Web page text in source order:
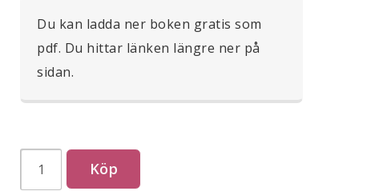
Du kan ladda ner boken gratis som
pdf. Du hittar länken längre ner på
sidan.
Köp